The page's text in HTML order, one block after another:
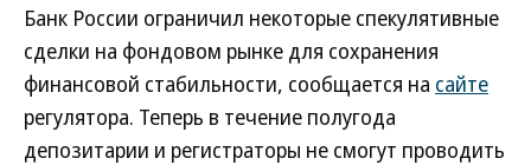
Банк России ограничил некоторые спекулятивные
сделки на фондовом рынке для сохранения
финансовой стабильности, сообщается на сайте
регулятора. Теперь в течение полугода
депозитарии и регистраторы не смогут проводить